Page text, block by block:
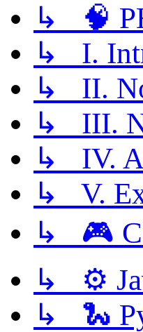
↳ 🧠
↳ I.
↳ II.
↳ III.
↳ IV.
↳ V.
↳ 🎮
↳ ⚙️
↳ 🐍